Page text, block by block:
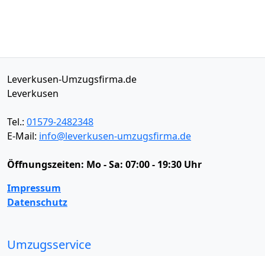
Leverkusen-Umzugsfirma.de
Leverkusen
Tel.: 01579-2482348
E-Mail: info@leverkusen-umzugsfirma.de
Öffnungszeiten: Mo - Sa: 07:00 - 19:30 Uhr
Impressum
Datenschutz
Umzugsservice